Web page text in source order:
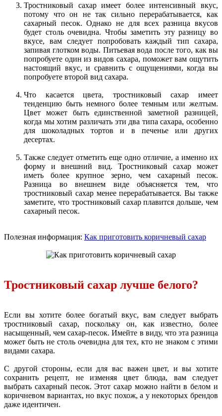
Тростниковый сахар имеет более интенсивный вкус,
потому что он не так сильно перерабатывается, как
сахарный песок. Однако не для всех разница вкусов
будет столь очевидна. Чтобы заметить эту разницу во
вкусе, вам следует попробовать каждый тип сахара,
запивая глотком воды. Питьевая вода после того, как вы
попробуете один из видов сахара, поможет вам ощутить
настоящий вкус, и сравнить с ощущениями, когда вы
попробуете второй вид сахара.
Что касается цвета, тростниковый сахар имеет
тенденцию быть немного более темным или желтым.
Цвет может быть единственной заметной разницей,
когда мы хотим различать эти два типа сахара, особенно
для шоколадных тортов и в печенье или других
десертах.
Также следует отметить еще одно отличие, а именно их
форму и внешний вид. Тростниковый сахар может
иметь более крупное зерно, чем сахарный песок.
Разница во внешнем виде объясняется тем, что
тростниковый сахар менее перерабатывается. Вы также
заметите, что тростниковый сахар плавится дольше, чем
сахарный песок.
Полезная информация: Как приготовить коричневый сахар
Тростниковый сахар лучше белого?
Если вы хотите более богатый вкус, вам следует выбрать
тростниковый сахар, поскольку он, как известно, более
насыщенный, чем сахар-песок. Имейте в виду, что эта разница
может быть не столь очевидна для тех, кто не знаком с этими
видами сахара.
С другой стороны, если для вас важен цвет, и вы хотите
сохранить рецепт, не изменяя цвет блюда, вам следует
выбрать сахарный песок. Этот сахар можно найти в белом и
коричневом вариантах, но вкус похож, а у некоторых брендов
даже идентичен.